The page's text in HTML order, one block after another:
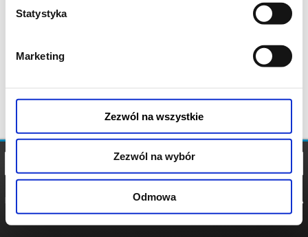
Statystyka
Marketing
Zezwól na wszystkie
Zezwól na wybór
Odmowa
POLITYKA
POLITYKA